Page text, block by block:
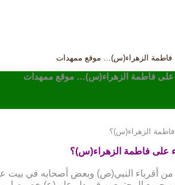
فاطمة الزهراء(س)… موقع ممهدات
على فاطمة الزهراء(س)… موقع ممهدات
الزهراء(س)؟
على فاطمة الزهراء(س)؟
أقرباء النبي(ص) وبعض أصحابه في بیت